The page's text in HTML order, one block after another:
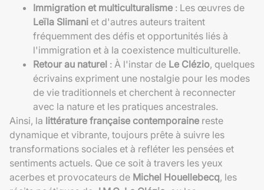
Immigration et multiculturalisme : Les œuvres de
Leïla Slimani et d'autres auteurs traitent
fréquemment des défis et opportunités liés à
l'immigration et à la coexistence multiculturelle.
Retour au naturel : À l'instar de Le Clézio, quelques
écrivains expriment une nostalgie pour les modes
de vie traditionnels et cherchent à reconnecter
avec la nature et les pratiques ancestrales.
Ainsi, la littérature française contemporaine reste
dynamique et vibrante, toujours prête à suivre les
transformations sociales et à refléter les pensées et
sentiments actuels. Que ce soit à travers les yeux
acerbes et provocateurs de Michel Houellebecq, les